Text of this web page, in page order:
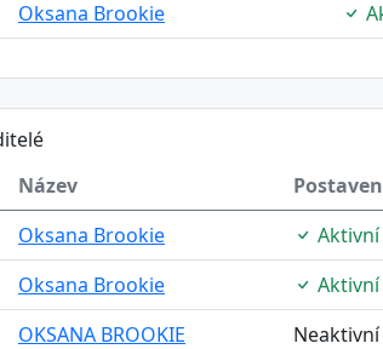
Oksana Brookie
Název
Oksana Brookie
Aktivní
Oksana Brookie
Aktivní
OKSANA BROOKIE
Neaktivní